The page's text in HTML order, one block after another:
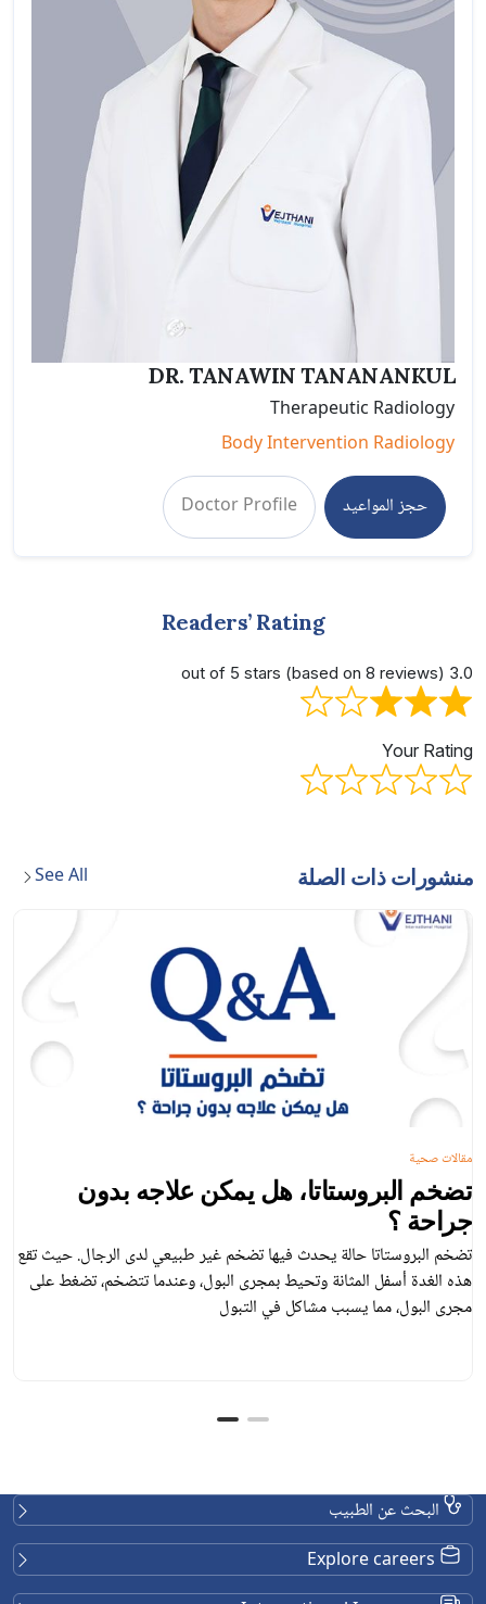
DR. TANAWIN TANANANKUL
Therapeutic Radiology
Body Intervention Radiology
حجز المواعيد Doctor Profile
Readers’ Rating
3.0 out of 5 stars (based on 8 reviews)
Your Rating
منشورات ذات الصلة See All
تضخم البروستاتا، هل يمكن علاجه بدون
جراحة ؟
تضخم البروستاتا حالة يحدث فيها تضخم غير طبيعي لدى الرجال. حيث تقع
هذه الغدة أسفل المثانة وتحيط بمجرى البول، وعندما تتضخم، تضغط على
مجرى البول، مما يسبب مشاكل في التبول
مقالات صحية
البحث عن الطبيب